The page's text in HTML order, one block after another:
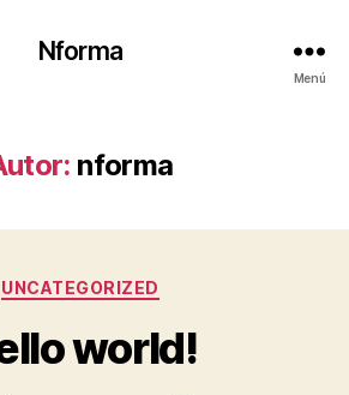
Nforma
Menú
nforma
Categorías
UNCATEGORIZED
world!